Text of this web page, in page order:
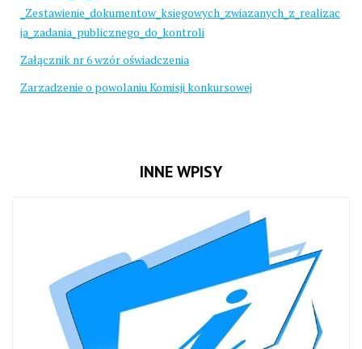
_Zestawienie_dokumentow_ksiegowych_zwiazanych_z_realizac
ja_zadania_publicznego_do_kontroli
Załącznik nr 6 wzór oświadczenia
Zarzadzenie o powolaniu Komisji konkursowej
INNE WPISY